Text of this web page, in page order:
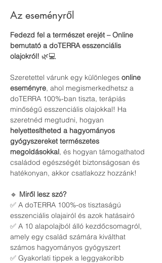
Az eseményről
Fedezd fel a természet erejét – Online
bemutató a doTERRA esszenciális
olajokról! 🌿💻
Szeretettel várunk egy különleges online
eseményre, ahol megismerkedhetsz a
doTERRA 100%-ban tiszta, terápiás
minőségű esszenciális olajokkal! Ha
szeretnéd megtudni, hogyan
helyettesítheted a hagyományos
gyógyszereket természetes
megoldásokkal, és hogyan támogathatod
családod egészségét biztonságosan és
hatékonyan, akkor csatlakozz hozzánk!
🔹 Miről lesz szó?
✅ A doTERRA 100%-os tisztaságú
esszenciális olajairól és azok hatásairó
✅ A 10 alapolajból álló kezdőcsomagról,
amely egy család számára kiválthat
számos hagyományos gyógyszert
✅ Gyakorlati tippek a leggyakoribb